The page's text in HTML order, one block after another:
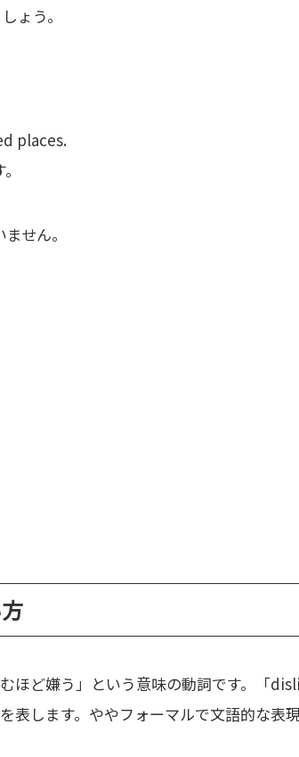
ょう。
places.
せん。
ほど嫌う」という意味の動詞です。「
表します。ややフォーマルで文語的な表